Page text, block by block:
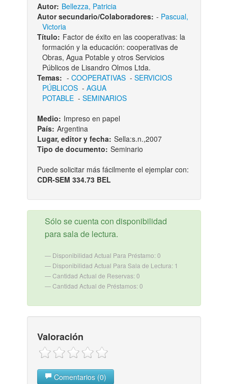
Autor: Bellezza, Patricia
Autor secundario/Colaboradores: - Pascual,
Victoria
Título: Factor de éxito en las cooperativas: la
formación y la educación: cooperativas de
Obras, Agua Potable y otros Servicios
Públicos de Lisandro Olmos Ltda.
Temas: - COOPERATIVAS- SERVICIOS
PÚBLICOS- AGUA
POTABLE- SEMINARIOS
Medio: Impreso en papel
País: Argentina
Lugar, editor y fecha: Sella:s.n.,2007
Tipo de documento: Seminario
Puede solicitar más fácilmente el ejemplar con:
CDR-SEM 334.73 BEL
Sólo se cuenta con disponibilidad
para sala de lectura.
Disponibilidad Actual Para Préstamo: 0
Disponibilidad Actual Para Sala de Lectura: 1
Cantidad Actual de Reservas: 0
Cantidad Actual de Préstamos: 0
Valoración
Comentarios (0)